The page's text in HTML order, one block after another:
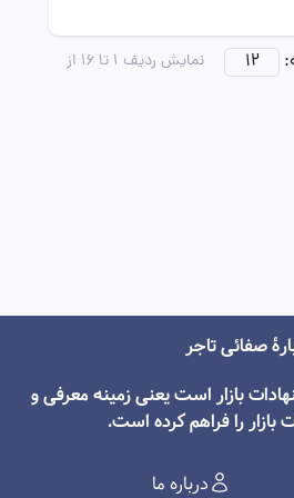
نمایش ردیف 1 تا 16 از
صفائی تاجر
بازار است یعنی زمینه معرفی و
بازار را فراهم کرده است.
درباره ما